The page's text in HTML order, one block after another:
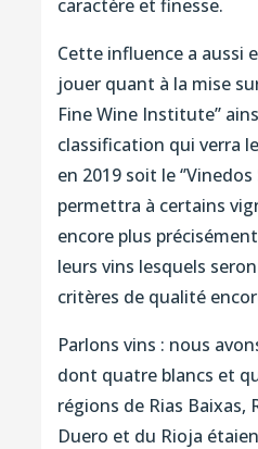
caractère et finesse.
Cette influence a aussi
jouer quant à la mise
Fine Wine Institute’’
classification qui verra
en 2019 soit le ‘’Vinedos
permettra à certains
encore plus
leurs vins lesquels
critères de qualité
Parlons vins : nous
dont quatre blancs et
régions de Rias Baixas,
Duero et du Rioja